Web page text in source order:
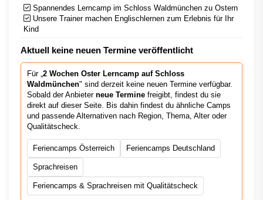
Spannendes Lerncamp im Schloss Waldmünchen zu Ostern
Unsere Trainer machen Englischlernen zum Erlebnis für Ihr
Kind
Aktuell keine neuen Termine veröffentlicht
Für „ 2 Wochen Oster Lerncamp auf Schloss
Waldmünchen" sind derzeit keine neuen Termine verfügbar.
Sobald der Anbieter neue Termine freigibt, findest du sie
direkt auf dieser Seite. Bis dahin findest du ähnliche Camps
und passende Alternativen nach Region, Thema, Alter oder
Qualitätscheck.
Feriencamps Österreich Feriencamps Deutschland
Sprachreisen
Feriencamps & Sprachreisen mit Qualitätscheck